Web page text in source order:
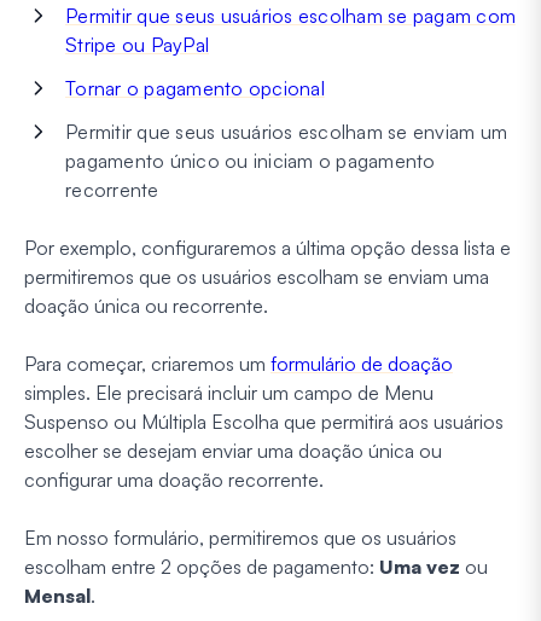
Permitir que seus usuários escolham se pagam com
Stripe ou PayPal
Tornar o pagamento opcional
Permitir que seus usuários escolham se enviam um
pagamento único ou iniciam o pagamento
recorrente
Por exemplo, configuraremos a última opção dessa lista e
permitiremos que os usuários escolham se enviam uma
doação única ou recorrente.
Para começar, criaremos um formulário de doação
simples. Ele precisará incluir um campo de Menu
Suspenso ou Múltipla Escolha que permitirá aos usuários
escolher se desejam enviar uma doação única ou
configurar uma doação recorrente.
Em nosso formulário, permitiremos que os usuários
escolham entre 2 opções de pagamento: Uma vez ou
Mensal.